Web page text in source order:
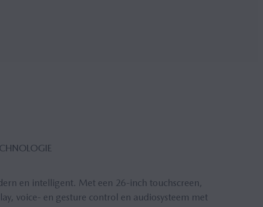
en intelligent. Met een 26-inch touchscreen,
voice- en gesture control en audiosysteem met